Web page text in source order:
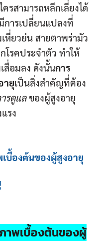
รสามารถหลีกเลี่ยงได้
การเปลี่ยนแปลงที่
หี่ยวย่น สายตาพร่ามัว
โรคประจำตัว ทำให้
สื่อมลง ดังนั้นการ
ายุเป็นสิ่งสำคัญที่ต้อง
รดูแลของผู้สูงอายุ
รง
บื้องต้นของผู้สูงอายุ
าพเบื้องต้นของผู้